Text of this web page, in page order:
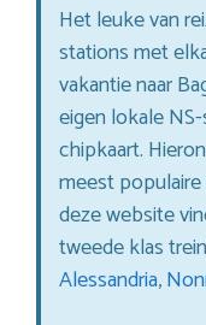
Het leuke van
stations met
vakantie naar
eigen lokale
chipkaart.
meest
deze website
tweede klas
Alessandria,